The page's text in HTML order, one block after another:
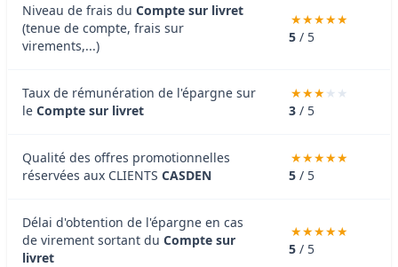
Niveau de frais du Compte sur livret
(tenue de compte, frais sur
virements,...)
5 / 5
Taux de rémunération de l'épargne sur
le Compte sur livret 3 / 5
Qualité des offres promotionnelles
réservées aux CLIENTS CASDEN 5 / 5
Délai d'obtention de l'épargne en cas
de virement sortant du Compte sur
livret
5 / 5